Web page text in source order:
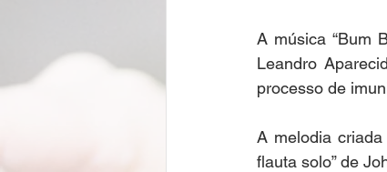
A música “Bum
Leandro
processo de
A melodia
flauta solo” de